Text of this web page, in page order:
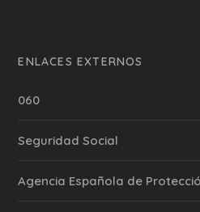
ENLACES EXTERNOS
060
Seguridad Social
Agencia Española de